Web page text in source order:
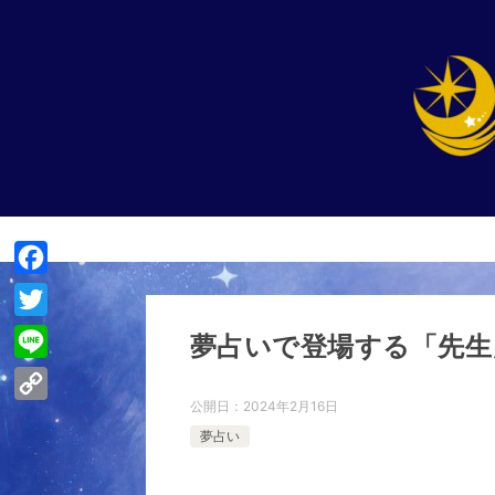
夢占いで登場する「先
公開日： 2024年2月16日
夢占い
F
a
c
e
T
w
i
L